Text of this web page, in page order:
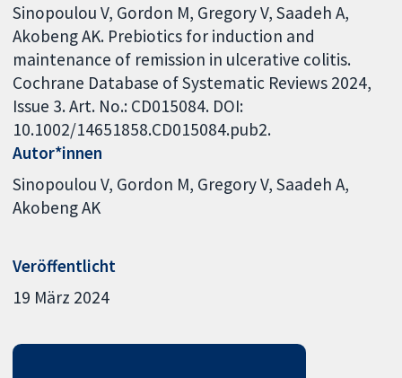
Sinopoulou V, Gordon M, Gregory V, Saadeh A,
Akobeng AK. Prebiotics for induction and
maintenance of remission in ulcerative colitis.
Cochrane Database of Systematic Reviews 2024,
Issue 3. Art. No.: CD015084. DOI:
10.1002/14651858.CD015084.pub2.
Autor*innen
Sinopoulou V Gordon M Gregory V Saadeh A
Akobeng AK
Veröffentlicht
19 März 2024